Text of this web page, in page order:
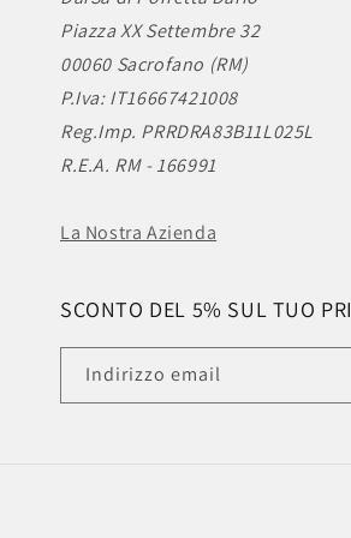
Piazza XX Settembre 32
00060 Sacrofano (RM)
P.Iva: IT16667421008
Reg.Imp. PRRDRA83B11L025L
R.E.A. RM - 166991
La Nostra Azienda
SCONTO DEL 5% SUL TUO
Indirizzo email